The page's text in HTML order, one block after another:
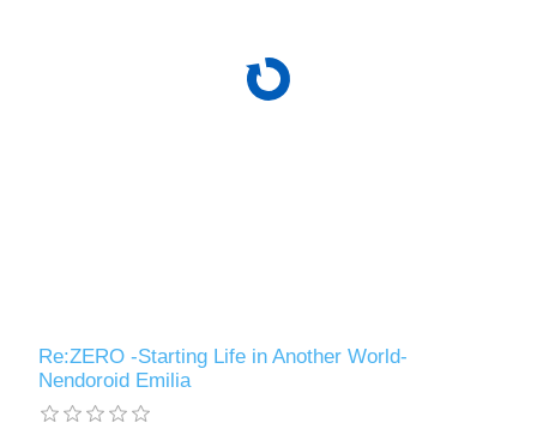
Re:ZERO -Starting Life in Another World-
Nendoroid Emilia